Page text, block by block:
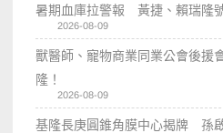
暑期血庫拉警報 黃捷、賴瑞隆
2026-08-09
獸醫師、寵物商業同業公會後援
隆！
2026-08-09
基隆長庚圓錐角膜中心揭牌 孫